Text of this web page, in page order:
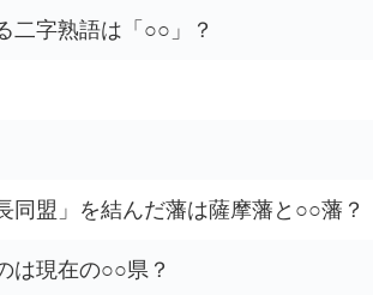
二字熟語は「○○」？
同盟」を結んだ藩は薩摩藩と○○藩？
は現在の○○県？